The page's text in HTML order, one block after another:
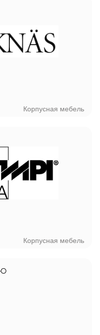
Корпусная мебель
Корпусная мебель